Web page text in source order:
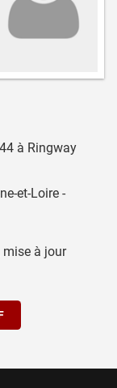
à Ringway
et-Loire -
mise à jour